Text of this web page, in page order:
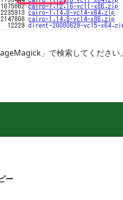
」で検索してください。
ー